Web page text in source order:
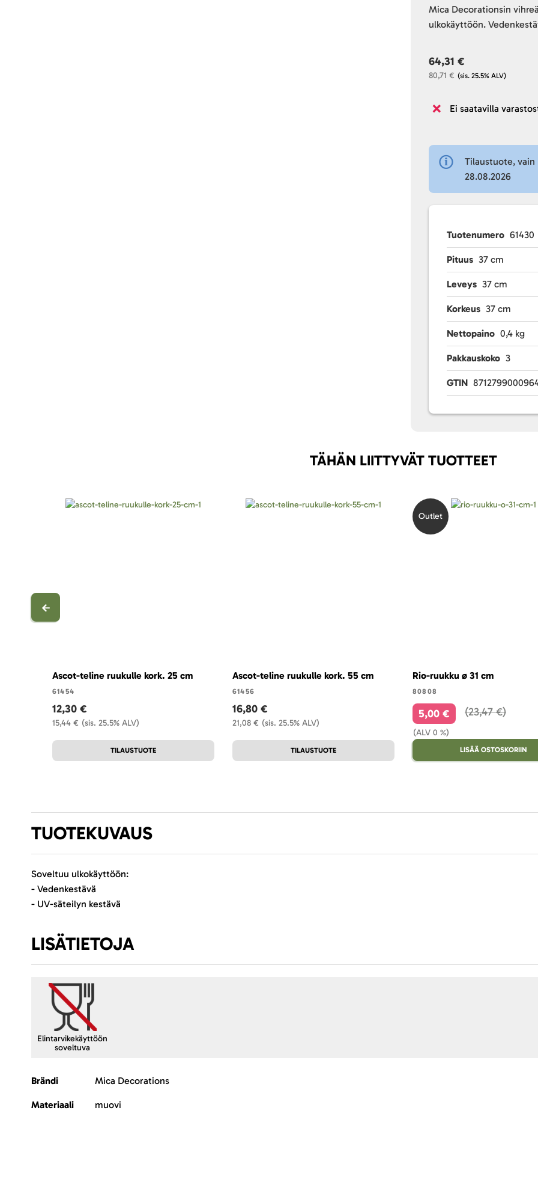
Mica Decorationsin
ulkokäyttöön.
(sis. 25.5% ALV)
80,71 €
64,31 €
Ei saatavilla
Tilaustuote,
28.08.2026
Tuotenumero 61430
Pituus 37 cm
Leveys 37 cm
Korkeus 37 cm
Nettopaino 0,4 kg
Pakkauskoko 3
GTIN
TÄHÄN LIITTYVÄT TUOTTEET
Ascot-teline ruukulle kork. 25 cm
61454
(sis. 25.5% ALV)
15,44 €
12,30 €
TILAUSTUOTE
Ascot-teline ruukulle kork. 55 cm
61456
(sis. 25.5% ALV)
21,08 €
16,80 €
TILAUSTUOTE
Outlet
Rio-ruukku ø 31 cm
80808
(ALV 0 %)
5,00 € 23,47 €
LISÄÄ OSTOSKORIIN
TUOTEKUVAUS
Soveltuu ulkokäyttöön:
- Vedenkestävä
- UV-säteilyn kestävä
LISÄTIETOJA
Elintarvikekäyttöön
soveltuva
Lisätietoja
Brändi Mica Decorations
Materiaali muovi